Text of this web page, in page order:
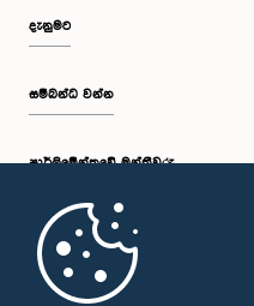
දැනුමට
සම්බන්ධ වන්න
පාර්ලි‌මේන්තුවේ මන්ත්‍රීවරු
මුල් පිටුව